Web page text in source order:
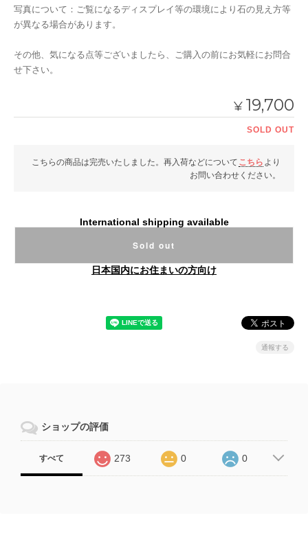
写真について：ご覧になるディスプレイ等の環境により石の見え方等
が異なる場合があります。
その他、気になる点等ございましたら、ご購入の前にお気軽にお問合
せ下さい。
¥ 19,700
SOLD OUT
こちらの商品は完売いたしました。再入荷などについて こちら より
お問い合わせください。
International shipping available
Sold out
日本国内にお住まいの方向け
通報する
ショップの評価
すべて 273 0 0